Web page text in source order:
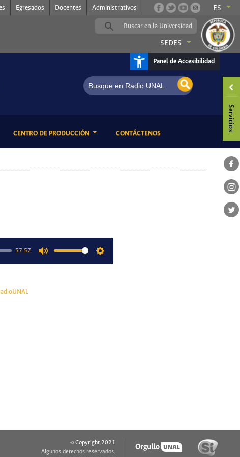
Egresados Docentes Administrativos ES
SEDES
Panel de Accesibilidad
CENTRO DE PRODUCCIÓN CONTÁCTENOS(CURRENT)
57:57
© Copyright 2021
Algunos derechos reservados.